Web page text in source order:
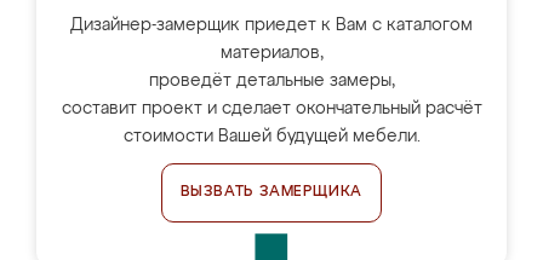
Дизайнер-замерщик приедет к Вам с каталогом
материалов,
проведёт детальные замеры,
составит проект и сделает окончательный расчёт
стоимости Вашей будущей мебели.
ВЫЗВАТЬ ЗАМЕРЩИКА